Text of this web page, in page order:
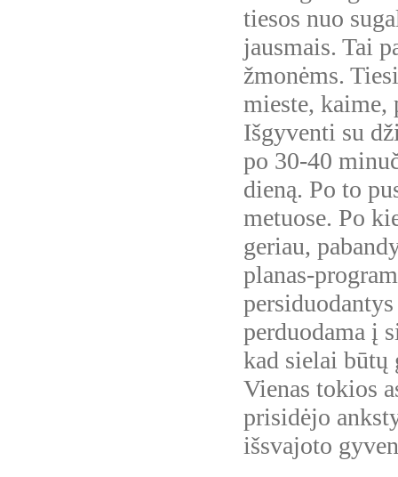
tiesos nuo
jausmais. Tai
žmonėms.
mieste,
Išgyventi su
po 30-40
dieną. Po to
metuose. Po
geriau,
planas-
perduodama į
kad sielai būtų
Vienas tokios
prisidėjo
išsvajoto